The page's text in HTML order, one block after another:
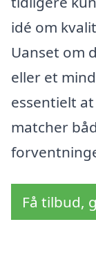
idé om
Uanset om
eller et
essentielt
matcher
Få tilbud,